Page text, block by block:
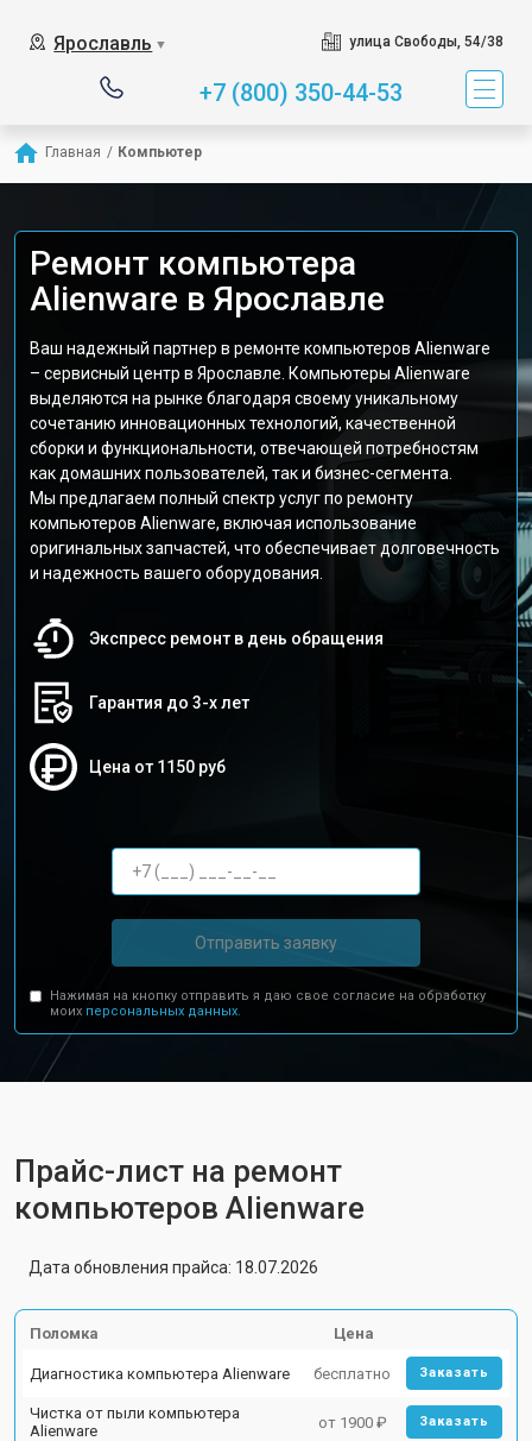
Ярославль ▼ улица Свободы, 54/38
+7 (800) 350-44-53
Главная / Компьютер
Ремонт компьютера
Alienware в Ярославле
Ваш надежный партнер в ремонте компьютеров Alienware
– сервисный центр в Ярославле. Компьютеры Alienware
выделяются на рынке благодаря своему уникальному
сочетанию инновационных технологий, качественной
сборки и функциональности, отвечающей потребностям
как домашних пользователей, так и бизнес-сегмента.
Мы предлагаем полный спектр услуг по ремонту
компьютеров Alienware, включая использование
оригинальных запчастей, что обеспечивает долговечность
и надежность вашего оборудования.
Экспресс ремонт в день обращения
Гарантия до 3-х лет
Цена от 1150 руб
Отправить заявку
Нажимая на кнопку отправить я даю свое согласие на обработку
моих персональных данных.
Прайс-лист на ремонт
компьютеров Alienware
Дата обновления прайса: 18.07.2026
Поломка Цена
Диагностика компьютера Alienware бесплатно Заказать
Чистка от пыли компьютера
Alienware
от 1900 ₽ Заказать